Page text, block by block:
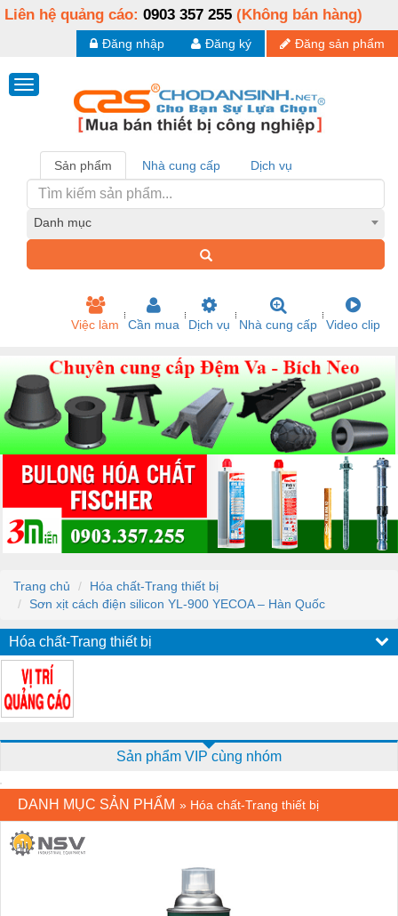
Liên hệ quảng cáo: 0903 357 255 (Không bán hàng)
Đăng sản phẩm
Đăng ký
Đăng nhập
Sản phẩm Nhà cung cấp Dịch vụ
Danh mục
Việc làm Cần mua Dịch vụ Nhà cung cấp Video clip
Trang chủ
Hóa chất-Trang thiết bị
Sơn xịt cách điện silicon YL-900 YECOA – Hàn Quốc
Hóa chất-Trang thiết bị
Sản phẩm VIP cùng nhóm
DANH MỤC SẢN PHẨM » Hóa chất-Trang thiết bị